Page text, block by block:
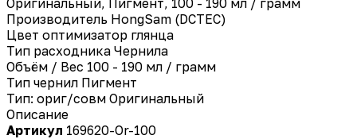
Производитель HongSam (DCTEC)
Цвет оптимизатор глянца
Тип расходника Чернила
Объём / Вес 100 - 190 мл / грамм
Тип чернил Пигмент
Тип: ориг/совм Оригинальный
Описание
Артикул 169620-Or-100